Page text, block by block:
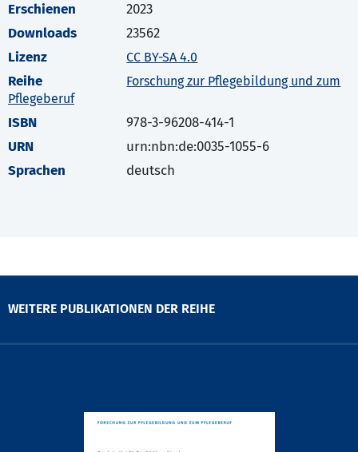
Erschienen
2023
Downloads
23562
Lizenz
CC BY-SA 4.0
Reihe
Forschung zur Pflegebildung und zum
Pflegeberuf
ISBN
978-3-96208-414-1
URN
urn:nbn:de:0035-1055-6
Sprachen
deutsch
WEITERE PUBLIKATIONEN DER REIHE